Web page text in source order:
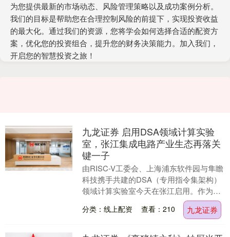
为您提供最新的市场动态、风险管理策略以及成功案例分析。
我们的目标是帮助您在合理控制风险的前提下，实现投资收益
的最大化。通过我们的资源，您将学会如何选择合适的配资方
案，优化您的投资组合，提升您的财务决策能力。加入我们，
开启您的智慧投资之旅！
九龙证券 启用DSA领域计算实验
室，张江集成电路产业生态再落关
键一子
由RISC-V工委会、上海浦东软件园与隼瞻
科技携手共建的DSA（专用指令集架构）
领域计算实验室今天在张江启用。作为聚
焦专用计算架构创新的重要战略载体，实
验室汇聚....
分类：线上配资 查看：210 九龙证券